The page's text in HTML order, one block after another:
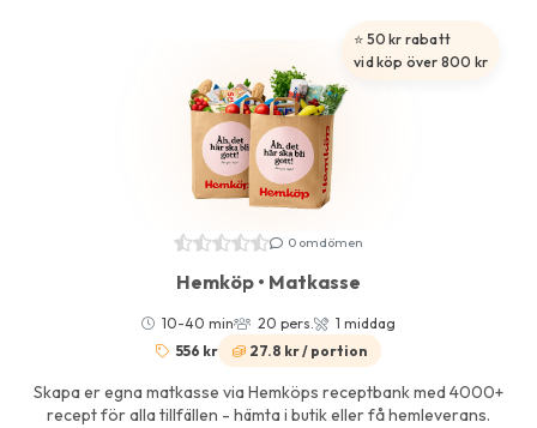
⭐ 50 kr rabatt
vid köp över 800 kr
0 omdömen
Hemköp • Matkasse
10-40 min 20 pers.
1 middag
556 kr
27.8 kr / portion
Skapa er egna matkasse via Hemköps receptbank med 4000+
recept för alla tillfällen - hämta i butik eller få hemleverans.